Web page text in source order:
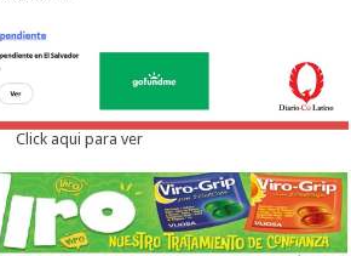
Click aqui para ver